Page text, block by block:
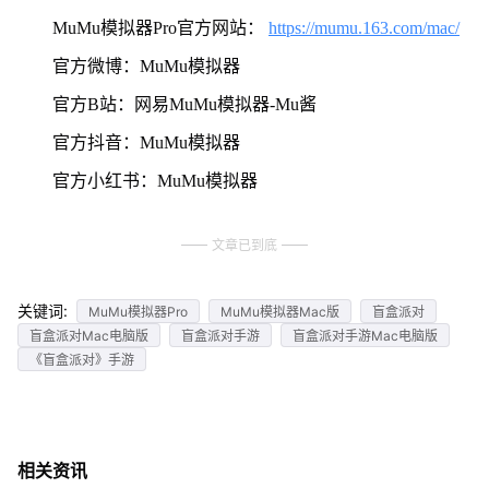
MuMu模拟器Pro官方网站： https://mumu.163.com/mac/
官方微博：MuMu模拟器
官方B站：网易MuMu模拟器-Mu酱
官方抖音：MuMu模拟器
官方小红书：MuMu模拟器
文章已到底
关键词: MuMu模拟器Pro MuMu模拟器Mac版
盲盒派对
盲盒派对Mac电脑版
盲盒派对手游
盲盒派对手游Mac电脑版
《盲盒派对》手游
相关资讯